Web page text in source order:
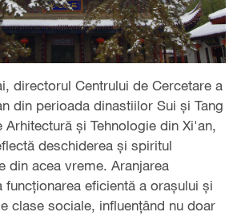
directorul Centrului de Cercetare a
din perioada dinastiilor Sui și Tang
și Tehnologie din Xi'an,
deschiderea și spiritul
din acea vreme. Aranjarea
eficientă a orașului și
clase sociale, influențând nu doar